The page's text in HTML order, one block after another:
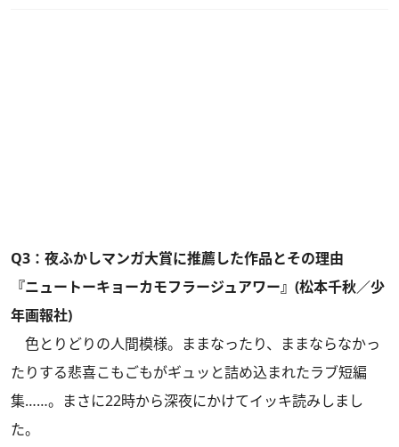
Q3：夜ふかしマンガ大賞に推薦した作品とその理由
『ニュートーキョーカモフラージュアワー』(松本千秋／少
年画報社)
色とりどりの人間模様。ままなったり、ままならなかっ
たりする悲喜こもごもがギュッと詰め込まれたラブ短編
集……。まさに22時から深夜にかけてイッキ読みしまし
た。